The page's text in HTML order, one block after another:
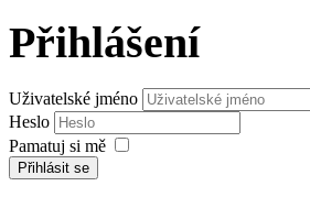
Přihlášení
Uživatelské jméno
Heslo
Pamatuj si mě
Přihlásit se